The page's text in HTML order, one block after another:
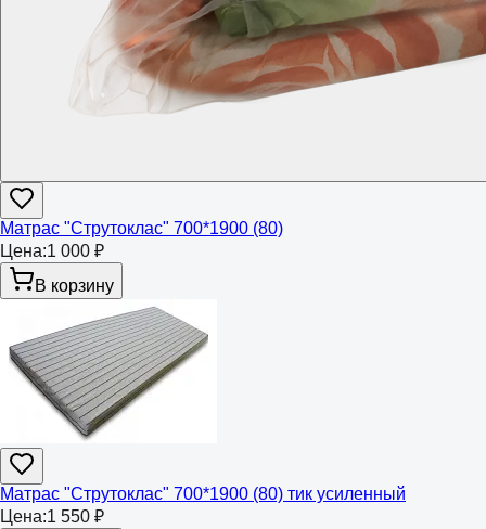
Матрас "Струтоклас" 700*1900 (80)
Цена:1 000 ₽
В корзину
Матрас "Струтоклас" 700*1900 (80) тик усиленный
Цена:1 550 ₽